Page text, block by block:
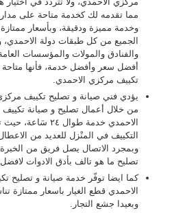
وخدمة مميزة ودقيقة، وبأسعار
الجميع من كل طبقات دولة الاحمدي،
والفنادق والمولات والمؤسسات
أفضل سعر وأفضل خدمة، فأنها متاحة
تكييف مركزي الاحمدي.
يؤدي فني صيانة و تصليح تكييف
من خلال أعمال تصليح و صيانة
الاحمدي خدمة طوال
التكييف في المنْزل للعديد من
وبمجرد الاتصال يصل فريق من
تصليح ما هو تالف بأدق الادوات لافضل
كما ايضا توفّر خدمة صيانة و تصليح
الاحمدي قطع الغيار باسعار ممتازة
وبعيدا جشع التجار.